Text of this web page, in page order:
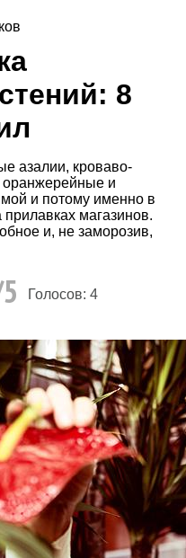
8
азалии, кроваво-
оранжерейные и
и потому именно в
магазинов.
и, не заморозив,
Голосов: 4